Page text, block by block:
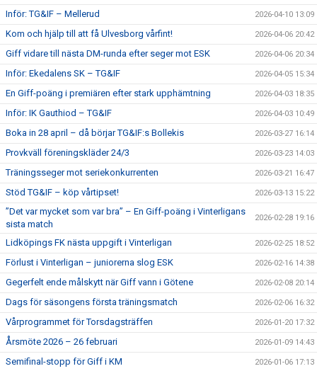
Inför: TG&IF – Mellerud 2026-04-10 13:09
Kom och hjälp till att få Ulvesborg vårfint! 2026-04-06 20:42
Giff vidare till nästa DM-runda efter seger mot ESK 2026-04-06 20:34
Inför: Ekedalens SK – TG&IF 2026-04-05 15:34
En Giff-poäng i premiären efter stark upphämtning 2026-04-03 18:35
Inför: IK Gauthiod – TG&IF 2026-04-03 10:49
Boka in 28 april – då börjar TG&IF:s Bollekis 2026-03-27 16:14
Provkväll föreningskläder 24/3 2026-03-23 14:03
Träningsseger mot seriekonkurrenten 2026-03-21 16:47
Stöd TG&IF – köp vårtipset! 2026-03-13 15:22
”Det var mycket som var bra” – En Giff-poäng i Vinterligans
sista match
2026-02-28 19:16
Lidköpings FK nästa uppgift i Vinterligan 2026-02-25 18:52
Förlust i Vinterligan – juniorerna slog ESK 2026-02-16 14:38
Gegerfelt ende målskytt när Giff vann i Götene 2026-02-08 20:14
Dags för säsongens första träningsmatch 2026-02-06 16:32
Vårprogrammet för Torsdagsträffen 2026-01-20 17:32
Årsmöte 2026 – 26 februari 2026-01-09 14:43
Semifinal-stopp för Giff i KM 2026-01-06 17:13